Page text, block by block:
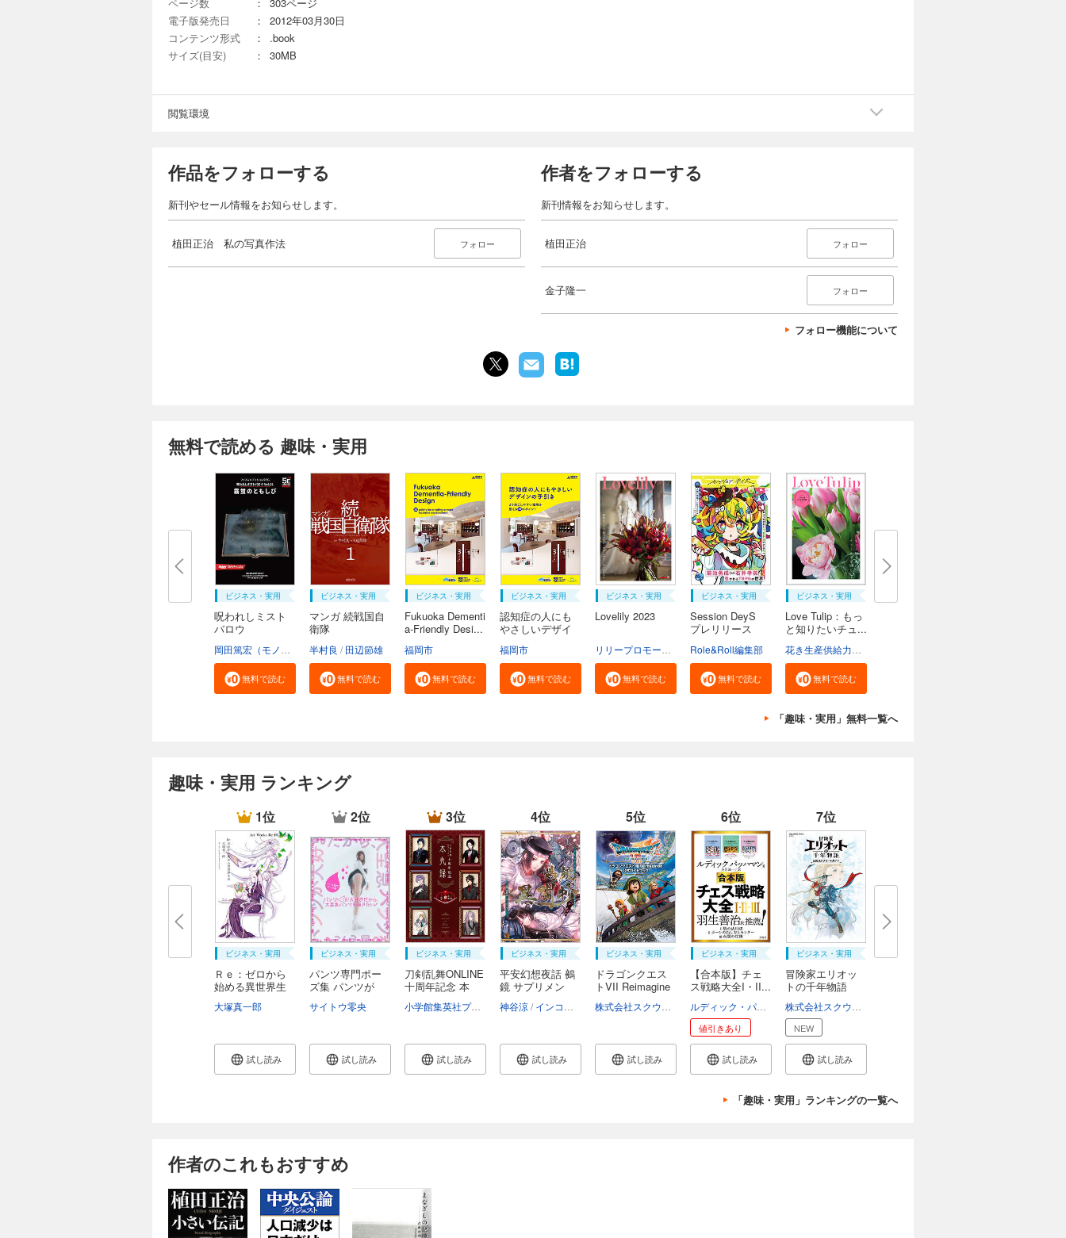
電子版発売日
：
2012年03月30日
コンテンツ形式
：
.book
サイズ(目安)
： 30MB
閲覧環境
作品をフォローする
新刊やセール情報をお知らせします。
植田正治 私の写真作法 フォロー
作者をフォローする
新刊情報をお知らせします。
植田正治 フォロー
金子隆一 フォロー
フォロー機能について
無料で読める 趣味・実用
ビジネス・実用
呪われしミスト
バロウ
宮﨑樹
無料で読む
ビジネス・実用
マンガ 続戦国自
衛隊
半村良 田辺節雄
無料で読む
ビジネス・実用
Fukuoka Dementi
a-Friendly Desi...
福岡市
無料で読む
ビジネス・実用
認知症の人にも
やさしいデザイ
福岡市
無料で読む
ビジネス・実用
Lovelily 2023
無料で読む
ビジネス・実用
Session DeyS
プレリリース
Role&Roll編集部
無料で読む
ビジネス・実用
Love Tulip：もっ
と知りたいチュ...
無料で読む
「趣味・実用」無料一覧へ
趣味・実用 ランキング
1位
ビジネス・実用
Ｒｅ：ゼロから
始める異世界生
大塚真一郎
試し読み
2位
ビジネス・実用
パンツ専門ポー
ズ集 パンツが
サイトウ零央
試し読み
3位
ビジネス・実用
刀剣乱舞ONLINE
十周年記念 本
小学館集英社プロダクション
試し読み
4位
ビジネス・実用
平安幻想夜話 鵺
鏡 サプリメン
神谷涼 インコグ・ラボ
試し読み
5位
ビジネス・実用
ドラゴンクエス
トVII Reimagine
試し読み
6位
ビジネス・実用
【合本版】チェ
ス戦略大全I・II...
ルディック・パッハマン 小笠誠一
値引きあり
試し読み
7位
ビジネス・実用
冒険家エリオッ
トの千年物語
NEW
試し読み
「趣味・実用」ランキングの一覧へ
作者のこれもおすすめ